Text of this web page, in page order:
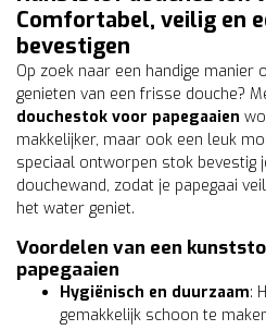
Comfortabel, veilig en
bevestigen
Op zoek naar een handige manier
genieten van een frisse douche?
douchestok voor papegaaien
makkelijker, maar ook een leuk
speciaal ontworpen stok bevestig
douchewand, zodat je papegaai
het water geniet.
Voordelen van een
papegaaien
Hygiënisch en duurzaam:
gemakkelijk schoon te